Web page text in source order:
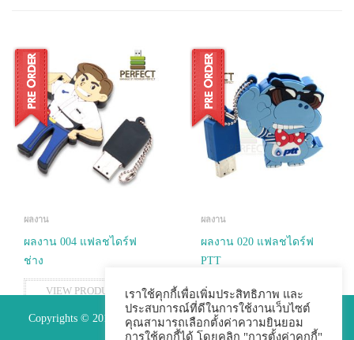
ผลงาน
ผลงาน 004 แฟลชไดร์ฟ
ช่าง
VIEW PRODUCTS
ผลงาน
ผลงาน 020 แฟลชไดร์ฟ
PTT
VIEW PRODUCTS
Copyrights © 2015 Premium Perfect Co.,ltd. All Rights Reserved.
เราใช้คุกกี้เพื่อเพิ่มประสิทธิภาพ และ
ประสบการณ์ที่ดีในการใช้งานเว็บไซต์
คุณสามารถเลือกตั้งค่าความยินยอม
การใช้คุกกี้ได้ โดยคลิก "การตั้งค่าคุกกี้"